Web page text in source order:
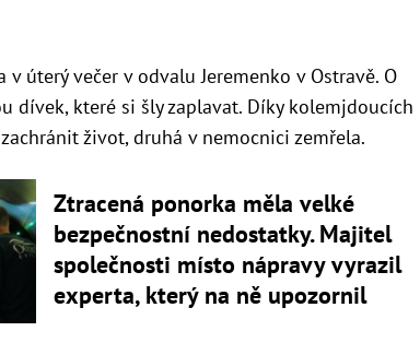
úterý večer v odvalu Jeremenko v Ostravě. O
dívek, které si šly zaplavat. Díky kolemjdoucích
život, druhá v nemocnici zemřela.
Ztracená ponorka měla velké
bezpečnostní nedostatky. Majitel
společnosti místo nápravy vyrazil
experta, který na ně upozornil